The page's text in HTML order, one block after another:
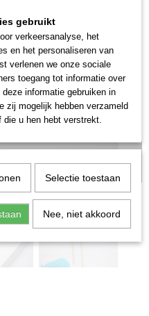
> OGDH004
gebruikt
verkeersanalyse, het
en het personaliseren van
verlenen we onze sociale
toegang tot informatie over
informatie gebruiken in
zij mogelijk hebben verzameld
die u hen hebt verstrekt.
Selectie toestaan
Nee, niet akkoord